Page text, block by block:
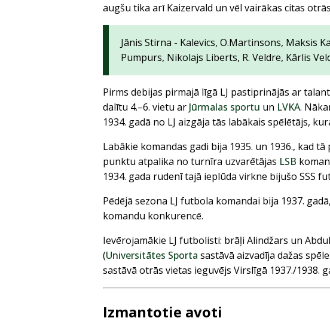
augšu tika arī Kaizervald un vēl vairākas citas
Jānis Stirna - Kalevics, O.Martinsons, Maksis
Pumpurs, Nikolajs Liberts, R. Veldre, Kārlis
Pirms debijas pirmajā līgā LJ pastiprinājās ar
dalītu 4.–6. vietu ar Jūrmalas sportu un LVKA.
1934. gadā no LJ aizgāja tās labākais spēlētājs,
Labākie komandas gadi bija 1935. un 1936., kad
punktu atpalika no turnīra uzvarētājas LSB
1934. gada rudenī tajā ieplūda virkne bijušo SSS
Pēdējā sezona LJ futbola komandai bija 1937.
komandu konkurencē.
Ievērojamākie LJ futbolisti: brāļi Alindžars un
(Universitātes Sporta sastāvā aizvadīja dažas
sastāvā otrās vietas ieguvējs Virslīgā 1937./1938.
Izmantotie avoti